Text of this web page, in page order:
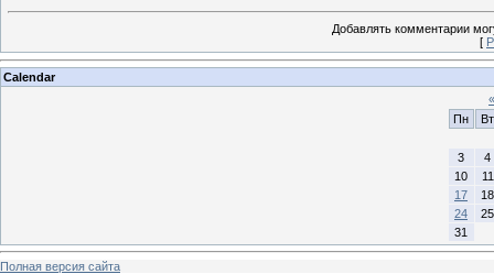
Добавлять комментарии
[
Calendar
«
Пн
Вт
3
4
10
11
17
18
24
25
31
Полная версия сайта